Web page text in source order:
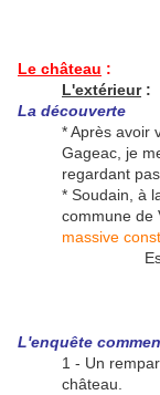
Le château :
L'extérieur:
La découverte
* Après avoir
Gageac, je
regardant
* Soudain, à
commune de
massive
L'enquête
1 - Un
château.